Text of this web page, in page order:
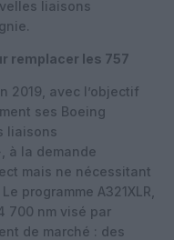
liaisons
remplacer les 757
2019, avec l’objectif
ses Boeing
liaisons
à la demande
mais ne nécessitant
programme A321XLR,
700 nm visé par
de marché : des